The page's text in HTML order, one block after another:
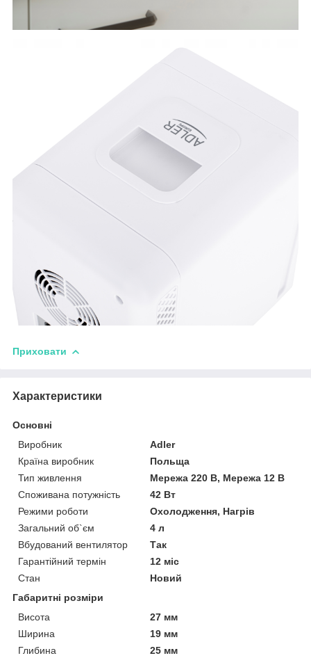
Приховати
Характеристики
Основні
Виробник
Adler
Країна виробник
Польща
Тип живлення
Мережа 220 В, Мережа 12 В
Споживана потужність
42 Вт
Режими роботи
Охолодження, Нагрів
Загальний об`єм
4 л
Вбудований вентилятор
Так
Гарантійний термін
12 міс
Стан
Новий
Габаритні розміри
Висота
27 мм
Ширина
19 мм
Глибина
25 мм